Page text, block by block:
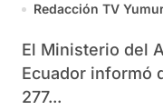
Redacción TV
El Ministerio del Ambiente y Energía de
Ecuador informó
277...